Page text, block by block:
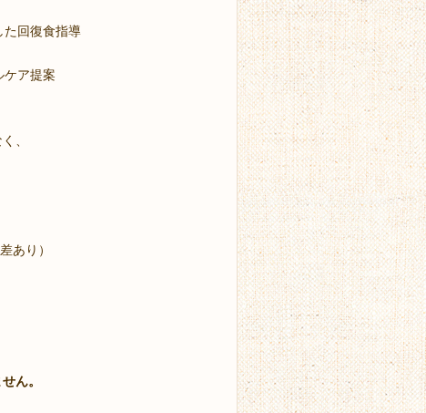
回復食指導
ア提案
、
あり）
ん。